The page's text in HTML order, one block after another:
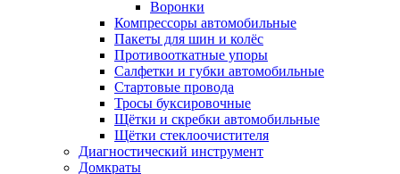
Воронки
Компрессоры автомобильные
Пакеты для шин и колёс
Противооткатные упоры
Салфетки и губки автомобильные
Стартовые провода
Тросы буксировочные
Щётки и скребки автомобильные
Щётки стеклоочистителя
Диагностический инструмент
Домкраты